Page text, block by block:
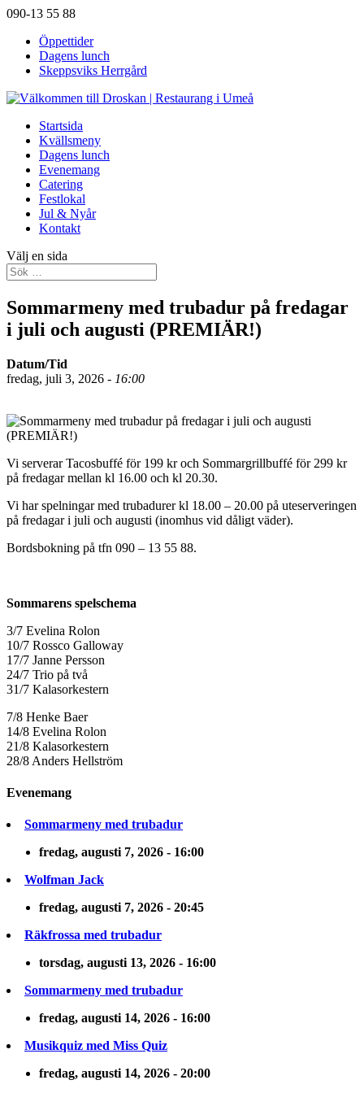
090-13 55 88
Öppettider
Dagens lunch
Skeppsviks Herrgård
Startsida
Kvällsmeny
Dagens lunch
Evenemang
Catering
Festlokal
Jul & Nyår
Kontakt
Välj en sida
Sommarmeny med trubadur på fredagar
i juli och augusti (PREMIÄR!)
Datum/Tid
fredag, juli 3, 2026 - 16:00
Vi serverar Tacosbuffé för 199 kr och Sommargrillbuffé för 299 kr
på fredagar mellan kl 16.00 och kl 20.30.
Vi har spelningar med trubadurer kl 18.00 – 20.00 på uteserveringen
på fredagar i juli och augusti (inomhus vid dåligt väder).
Bordsbokning på tfn 090 – 13 55 88.
Sommarens spelschema
3/7 Evelina Rolon
10/7 Rossco Galloway
17/7 Janne Persson
24/7 Trio på två
31/7 Kalasorkestern
7/8 Henke Baer
14/8 Evelina Rolon
21/8 Kalasorkestern
28/8 Anders Hellström
Evenemang
Sommarmeny med trubadur
fredag, augusti 7, 2026 - 16:00
Wolfman Jack
fredag, augusti 7, 2026 - 20:45
Räkfrossa med trubadur
torsdag, augusti 13, 2026 - 16:00
Sommarmeny med trubadur
fredag, augusti 14, 2026 - 16:00
Musikquiz med Miss Quiz
fredag, augusti 14, 2026 - 20:00